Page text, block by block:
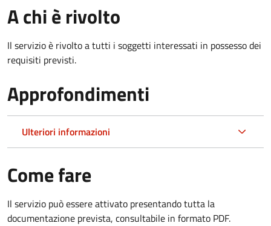
A chi è rivolto
Il servizio è rivolto a tutti i soggetti interessati in possesso dei
requisiti previsti.
Approfondimenti
Ulteriori informazioni
Come fare
Il servizio può essere attivato presentando tutta la
documentazione prevista, consultabile in formato PDF.